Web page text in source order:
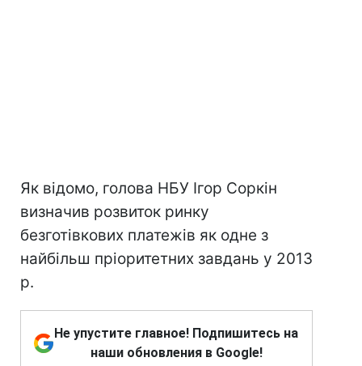
Як відомо, голова НБУ Ігор Соркін
визначив розвиток ринку
безготівкових платежів як одне з
найбільш пріоритетних завдань у 2013
р.
Не упустите главное! Подпишитесь на
наши обновления в Google!